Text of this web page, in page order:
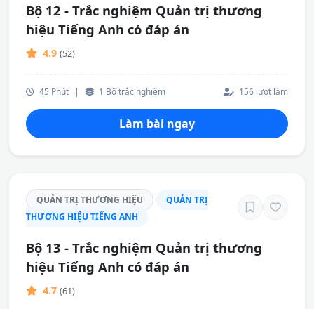
Bộ 12 - Trắc nghiệm Quản trị thương
hiệu Tiếng Anh có đáp án
4.9 (52)
45 Phút | 1 Bộ trắc nghiệm 156 lượt làm
Làm bài ngay
QUẢN TRỊ THƯƠNG HIỆU
QUẢN TRỊ
THƯƠNG HIỆU TIẾNG ANH
Bộ 13 - Trắc nghiệm Quản trị thương
hiệu Tiếng Anh có đáp án
4.7 (61)